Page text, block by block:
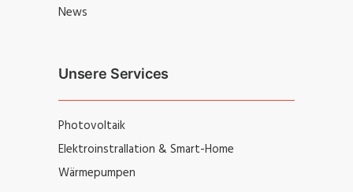
News
Unsere Services
Photovoltaik
Elektroinstrallation & Smart-Home
Wärmepumpen